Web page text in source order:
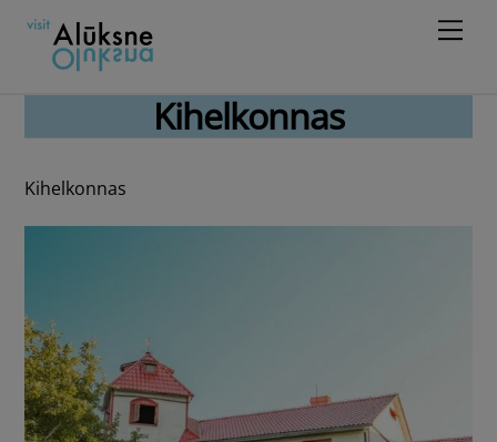
content
Kihelkonnas
Kihelkonnas